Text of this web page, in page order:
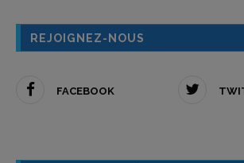
REJOIGNEZ-NOUS
FACEBOOK